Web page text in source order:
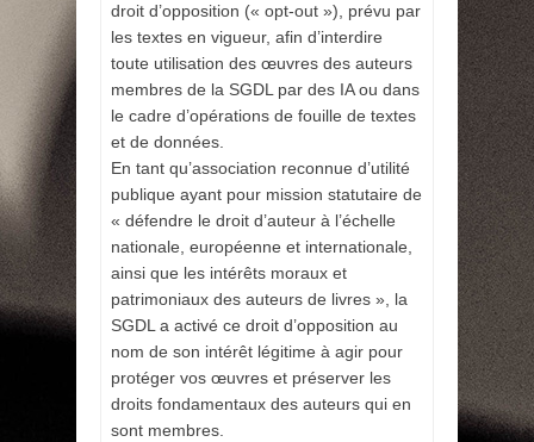
droit d’opposition (« opt-out »), prévu par
les textes en vigueur, afin d’interdire
toute utilisation des œuvres des auteurs
membres de la SGDL par des IA ou dans
le cadre d’opérations de fouille de textes
et de données.
En tant qu’association reconnue d’utilité
publique ayant pour mission statutaire de
« défendre le droit d’auteur à l’échelle
nationale, européenne et internationale,
ainsi que les intérêts moraux et
patrimoniaux des auteurs de livres », la
SGDL a activé ce droit d’opposition au
nom de son intérêt légitime à agir pour
protéger vos œuvres et préserver les
droits fondamentaux des auteurs qui en
sont membres.